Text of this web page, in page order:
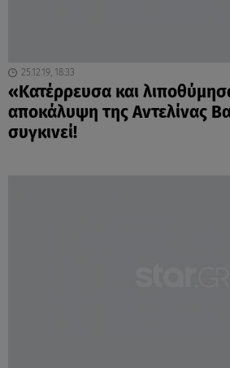
25.12.19, 18:33
«Κατέρρευσα και
αποκάλυψη της Αντελίνας
συγκινεί!